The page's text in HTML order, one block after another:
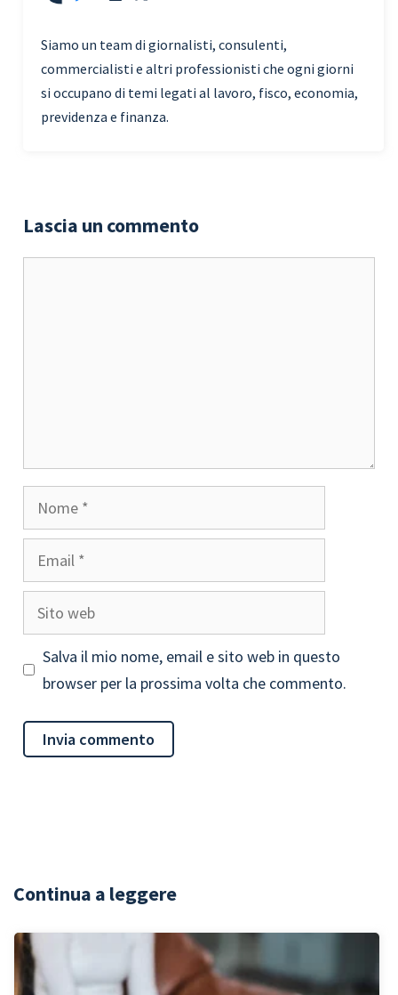
Siamo un team di giornalisti, consulenti,
commercialisti e altri professionisti che ogni giorni
si occupano di temi legati al lavoro, fisco, economia,
previdenza e finanza.
Lascia un commento
Nome
Email
Sito
web
Salva il mio nome, email e sito web in questo
browser per la prossima volta che commento.
Continua a leggere